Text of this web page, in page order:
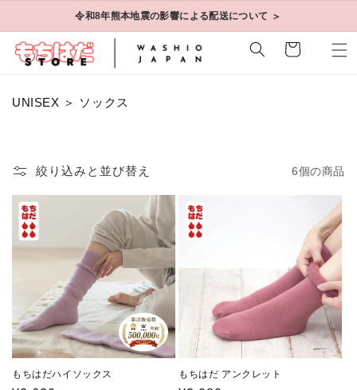
進む
令和8年熊本地震の影響による配送について ＞
カ
ー
コ
ン
:
UNISEX ＞ ソックス
絞り込みと並び替え 6個の商品
もちはだハイソックス もちはだ アンクレット